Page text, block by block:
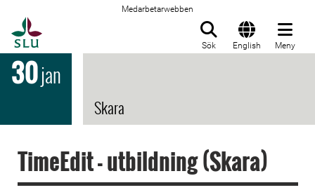
Medarbetarwebben
Sök English Meny
30jan
Skara
TimeEdit - utbildning (Skara)